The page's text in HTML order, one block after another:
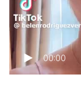
00:00